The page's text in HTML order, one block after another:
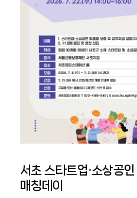
서초 스타트업·소상공
매칭데이